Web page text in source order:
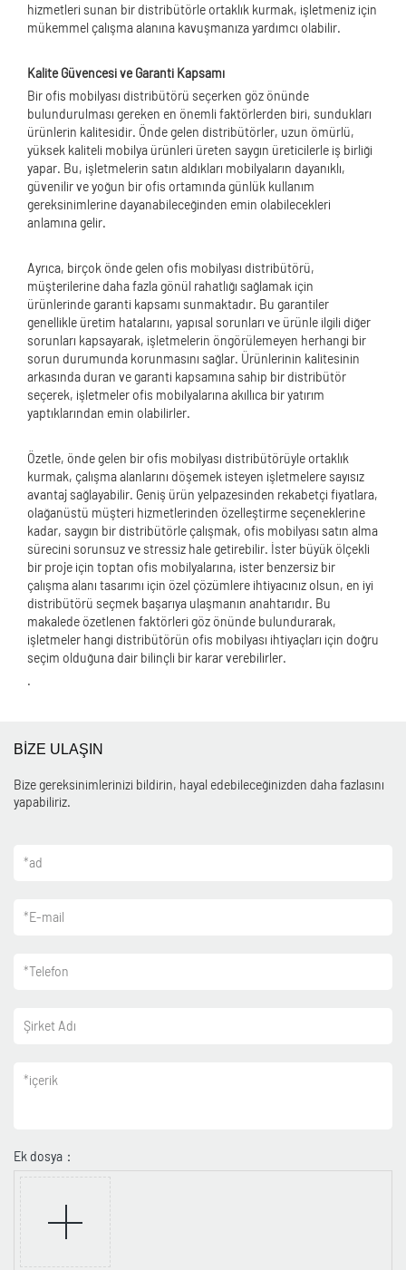
hizmetleri sunan bir distribütörle ortaklık kurmak, işletmeniz için
mükemmel çalışma alanına kavuşmanıza yardımcı olabilir.
Kalite Güvencesi ve Garanti Kapsamı
Bir ofis mobilyası distribütörü seçerken göz önünde
bulundurulması gereken en önemli faktörlerden biri, sundukları
ürünlerin kalitesidir. Önde gelen distribütörler, uzun ömürlü,
yüksek kaliteli mobilya ürünleri üreten saygın üreticilerle iş birliği
yapar. Bu, işletmelerin satın aldıkları mobilyaların dayanıklı,
güvenilir ve yoğun bir ofis ortamında günlük kullanım
gereksinimlerine dayanabileceğinden emin olabilecekleri
anlamına gelir.
Ayrıca, birçok önde gelen ofis mobilyası distribütörü,
müşterilerine daha fazla gönül rahatlığı sağlamak için
ürünlerinde garanti kapsamı sunmaktadır. Bu garantiler
genellikle üretim hatalarını, yapısal sorunları ve ürünle ilgili diğer
sorunları kapsayarak, işletmelerin öngörülemeyen herhangi bir
sorun durumunda korunmasını sağlar. Ürünlerinin kalitesinin
arkasında duran ve garanti kapsamına sahip bir distribütör
seçerek, işletmeler ofis mobilyalarına akıllıca bir yatırım
yaptıklarından emin olabilirler.
Özetle, önde gelen bir ofis mobilyası distribütörüyle ortaklık
kurmak, çalışma alanlarını döşemek isteyen işletmelere sayısız
avantaj sağlayabilir. Geniş ürün yelpazesinden rekabetçi fiyatlara,
olağanüstü müşteri hizmetlerinden özelleştirme seçeneklerine
kadar, saygın bir distribütörle çalışmak, ofis mobilyası satın alma
sürecini sorunsuz ve stressiz hale getirebilir. İster büyük ölçekli
bir proje için toptan ofis mobilyalarına, ister benzersiz bir
çalışma alanı tasarımı için özel çözümlere ihtiyacınız olsun, en iyi
distribütörü seçmek başarıya ulaşmanın anahtarıdır. Bu
makalede özetlenen faktörleri göz önünde bulundurarak,
işletmeler hangi distribütörün ofis mobilyası ihtiyaçları için doğru
seçim olduğuna dair bilinçli bir karar verebilirler.
.
BİZE ULAŞIN
Bize gereksinimlerinizi bildirin, hayal edebileceğinizden daha fazlasını
yapabiliriz.
*ad
*E-mail
*Telefon
Şirket Adı
*içerik
Ek dosya：